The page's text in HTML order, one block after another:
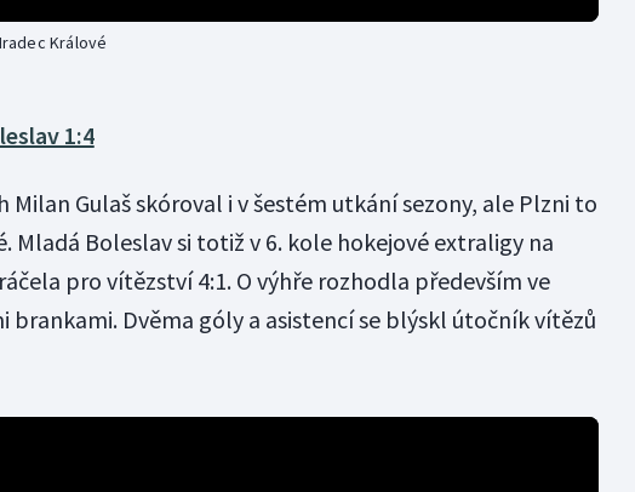
Králové
1:4
Milan Gulaš skóroval i v šestém utkání sezony, ale Plzni to
Mladá Boleslav si totiž v 6. kole hokejové extraligy na
pro vítězství 4:1. O výhře rozhodla především ve
Dvěma góly a asistencí se blýskl útočník vítězů